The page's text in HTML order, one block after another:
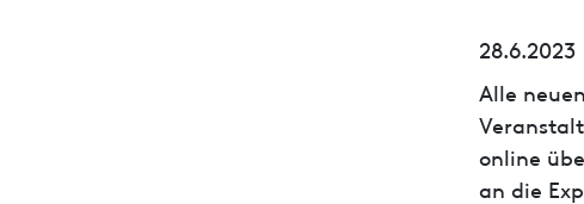
28.6.2023
Alle
online
an die